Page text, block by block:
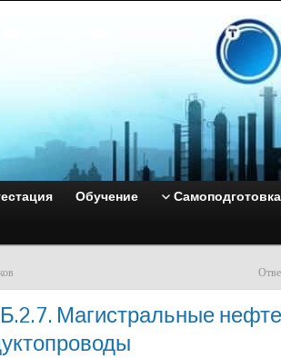
Обучение Самоподготовка
Магистральные